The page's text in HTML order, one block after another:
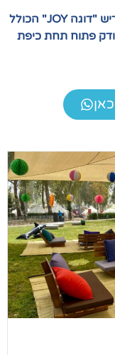
שמחים לבשר שפתחנו מתחם אירועים חדיש "דוגה JOY" הכולל
כיפת